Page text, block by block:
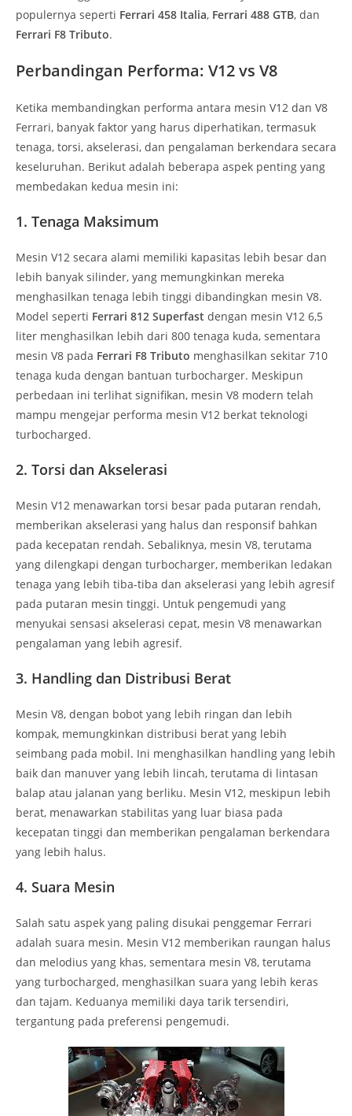
populernya seperti Ferrari 458 Italia, Ferrari 488 GTB, dan
Ferrari F8 Tributo.
Perbandingan Performa: V12 vs V8
Ketika membandingkan performa antara mesin V12 dan V8
Ferrari, banyak faktor yang harus diperhatikan, termasuk
tenaga, torsi, akselerasi, dan pengalaman berkendara secara
keseluruhan. Berikut adalah beberapa aspek penting yang
membedakan kedua mesin ini:
1. Tenaga Maksimum
Mesin V12 secara alami memiliki kapasitas lebih besar dan
lebih banyak silinder, yang memungkinkan mereka
menghasilkan tenaga lebih tinggi dibandingkan mesin V8.
Model seperti Ferrari 812 Superfast dengan mesin V12 6,5
liter menghasilkan lebih dari 800 tenaga kuda, sementara
mesin V8 pada Ferrari F8 Tributo menghasilkan sekitar 710
tenaga kuda dengan bantuan turbocharger. Meskipun
perbedaan ini terlihat signifikan, mesin V8 modern telah
mampu mengejar performa mesin V12 berkat teknologi
turbocharged.
2. Torsi dan Akselerasi
Mesin V12 menawarkan torsi besar pada putaran rendah,
memberikan akselerasi yang halus dan responsif bahkan
pada kecepatan rendah. Sebaliknya, mesin V8, terutama
yang dilengkapi dengan turbocharger, memberikan ledakan
tenaga yang lebih tiba-tiba dan akselerasi yang lebih agresif
pada putaran mesin tinggi. Untuk pengemudi yang
menyukai sensasi akselerasi cepat, mesin V8 menawarkan
pengalaman yang lebih agresif.
3. Handling dan Distribusi Berat
Mesin V8, dengan bobot yang lebih ringan dan lebih
kompak, memungkinkan distribusi berat yang lebih
seimbang pada mobil. Ini menghasilkan handling yang lebih
baik dan manuver yang lebih lincah, terutama di lintasan
balap atau jalanan yang berliku. Mesin V12, meskipun lebih
berat, menawarkan stabilitas yang luar biasa pada
kecepatan tinggi dan memberikan pengalaman berkendara
yang lebih halus.
4. Suara Mesin
Salah satu aspek yang paling disukai penggemar Ferrari
adalah suara mesin. Mesin V12 memberikan raungan halus
dan melodius yang khas, sementara mesin V8, terutama
yang turbocharged, menghasilkan suara yang lebih keras
dan tajam. Keduanya memiliki daya tarik tersendiri,
tergantung pada preferensi pengemudi.